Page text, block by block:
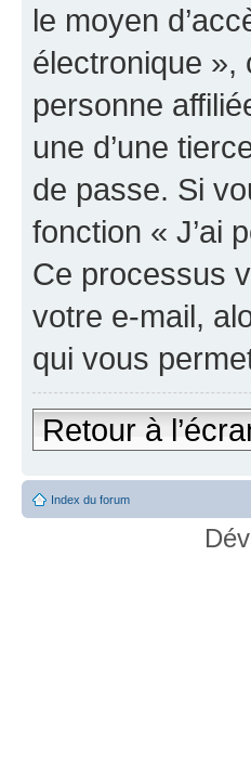
le moyen
électronique »,
personne
une d’une
de passe. Si
fonction « J’ai
Ce processus
votre e-mail,
qui vous
Retour à
Index du forum